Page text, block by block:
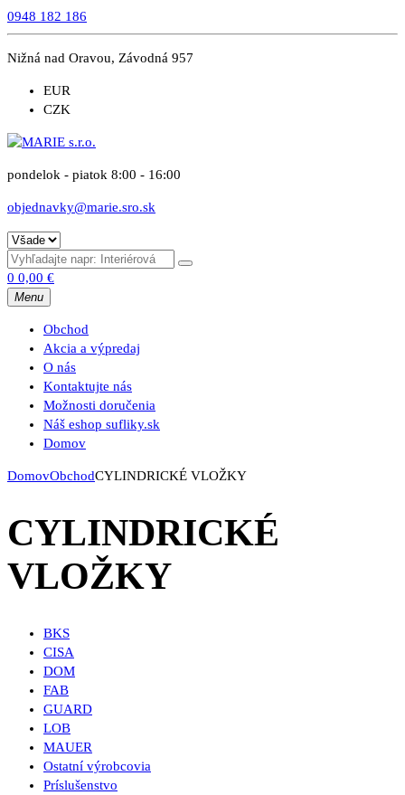
0948 182 186
Nižná nad Oravou, Závodná 957
EUR
CZK
pondelok - piatok 8:00 - 16:00
objednavky@marie.sro.sk
0 0,00 €
Menu
Obchod
Akcia a výpredaj
O nás
Kontaktujte nás
Možnosti doručenia
Náš eshop sufliky.sk
Domov
DomovObchodCYLINDRICKÉ VLOŽKY
CYLINDRICKÉ
VLOŽKY
BKS
CISA
DOM
FAB
GUARD
LOB
MAUER
Ostatní výrobcovia
Príslušenstvo